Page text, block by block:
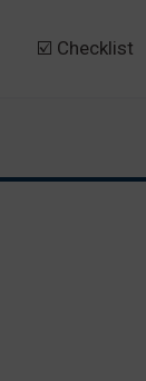
☑️ Checklist